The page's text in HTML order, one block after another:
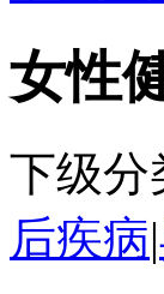
女性
下级分
后疾病|